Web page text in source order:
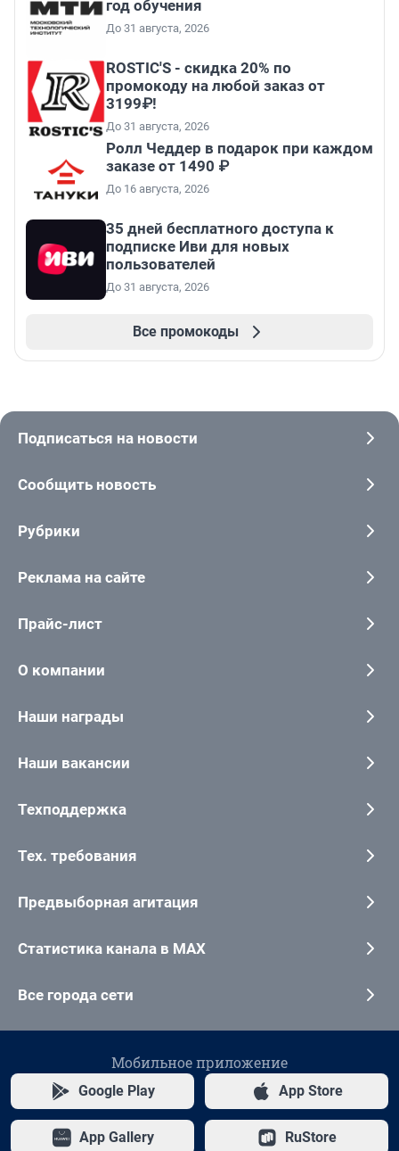
год обучения
До 31 августа, 2026
ROSTIC'S - скидка 20% по
промокоду на любой заказ от
3199₽!
До 31 августа, 2026
Ролл Чеддер в подарок при каждом
заказе от 1490 ₽
До 16 августа, 2026
35 дней бесплатного доступа к
подписке Иви для новых
пользователей
До 31 августа, 2026
Все промокоды
Подписаться на новости
Сообщить новость
Рубрики
Реклама на сайте
Прайс-лист
О компании
Наши награды
Наши вакансии
Техподдержка
Тех. требования
Предвыборная агитация
Статистика канала в MAX
Все города сети
Мобильное приложение
Google Play App Store
App Gallery RuStore